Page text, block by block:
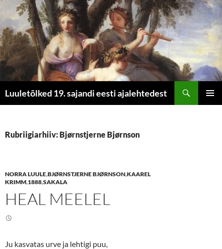
Luuletõlked 19. sajandi eesti ajalehtedest
Rubriigiarhiiv: Bjørnstjerne Bjørnson
NORRA LUULE,BJØRNSTJERNE BJØRNSON,KAAREL
KRIMM,1888,SAKALA
HEAL MEELEL
Ju kasvatas urve ja lehtigi puu,